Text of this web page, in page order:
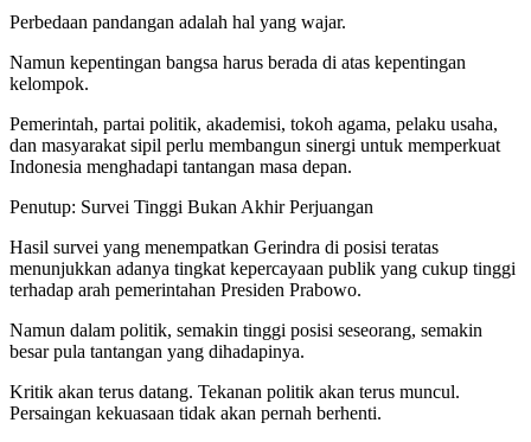
Perbedaan pandangan adalah hal yang wajar.
Namun kepentingan bangsa harus berada di atas kepentingan
kelompok.
Pemerintah, partai politik, akademisi, tokoh agama, pelaku usaha,
dan masyarakat sipil perlu membangun sinergi untuk memperkuat
Indonesia menghadapi tantangan masa depan.
Penutup: Survei Tinggi Bukan Akhir Perjuangan
Hasil survei yang menempatkan Gerindra di posisi teratas
menunjukkan adanya tingkat kepercayaan publik yang cukup tinggi
terhadap arah pemerintahan Presiden Prabowo.
Namun dalam politik, semakin tinggi posisi seseorang, semakin
besar pula tantangan yang dihadapinya.
Kritik akan terus datang. Tekanan politik akan terus muncul.
Persaingan kekuasaan tidak akan pernah berhenti.